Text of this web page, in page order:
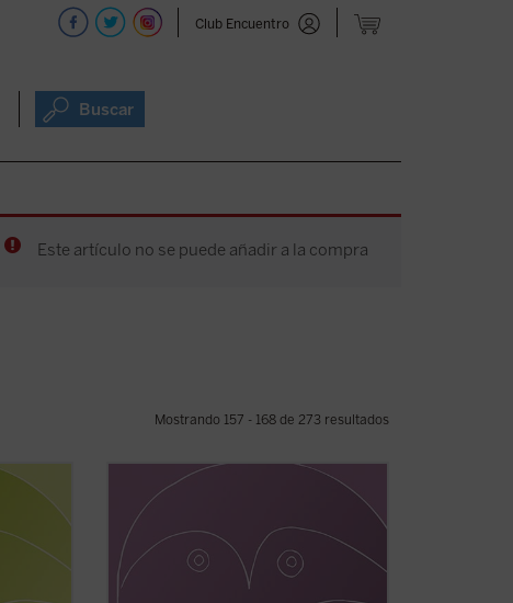
Club Encuentro
Buscar
Este artículo no se puede añadir a la compra
Mostrando 157 - 168 de 273 resultados
alma
que
tanto
si
Introducción y traducción de Raquel Vera
González.
En este ensayo, inédito hasta ahora en
español, J.H. Newman quiere responder
a la acusación de escepticismo que le